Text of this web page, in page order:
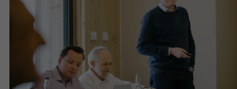
目的
谷歌分析使用此cookie来
度，并将数据收集限制在
上。
目的
einem Server an einen
verwendet.
名字 bcookie